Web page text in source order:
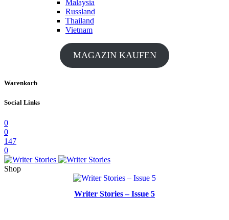
Malaysia
Russland
Thailand
Vietnam
MAGAZIN KAUFEN
Warenkorb
Social Links
0
0
147
0
Shop
Writer Stories – Issue 5